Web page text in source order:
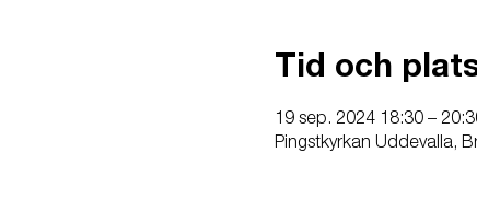
Tid och
19 sep. 2024 18:30 –
Pingstkyrkan Uddevalla,